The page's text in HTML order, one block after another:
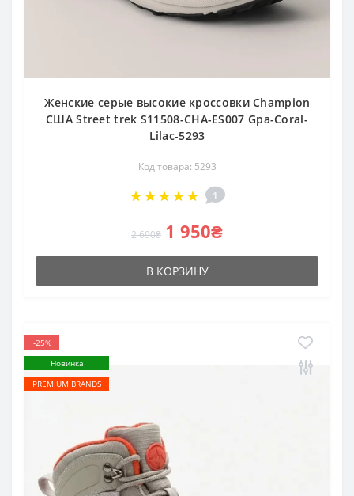
Женские серые высокие кроссовки Champion
США Street trek S11508-CHA-ES007 Gpa-Coral-
Lilac-5293
Код товара: 5293
1
2 690₴ 1 950₴
В КОРЗИНУ
-25%
Новинка
PREMIUM BRANDS